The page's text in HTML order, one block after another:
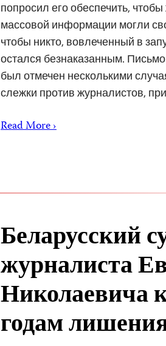
попросил его обеспечить,
массовой информации могли
чтобы никто, вовлеченный в
остался безнаказанным.
был отмечен несколькими
слежки против журналистов,
Read More ›
Беларусский
журналиста
Николаевича
годам